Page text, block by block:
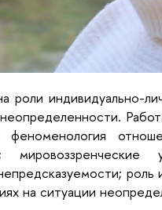
роли индивидуально-
феноменология
роль
на ситуации